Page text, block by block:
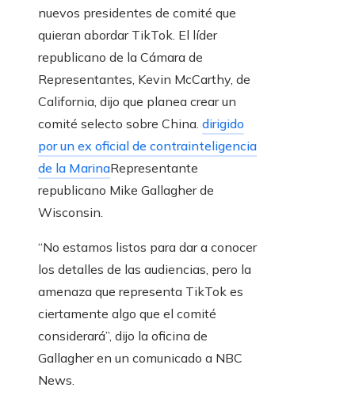
nuevos presidentes de comité que
quieran abordar TikTok. El líder
republicano de la Cámara de
Representantes, Kevin McCarthy, de
California, dijo que planea crear un
comité selecto sobre China. dirigido
por un ex oficial de contrainteligencia
de la MarinaRepresentante
republicano Mike Gallagher de
Wisconsin.
“No estamos listos para dar a conocer
los detalles de las audiencias, pero la
amenaza que representa TikTok es
ciertamente algo que el comité
considerará”, dijo la oficina de
Gallagher en un comunicado a NBC
News.